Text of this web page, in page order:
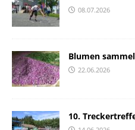
08.07.2026
Blumen
22.06.2026
10.